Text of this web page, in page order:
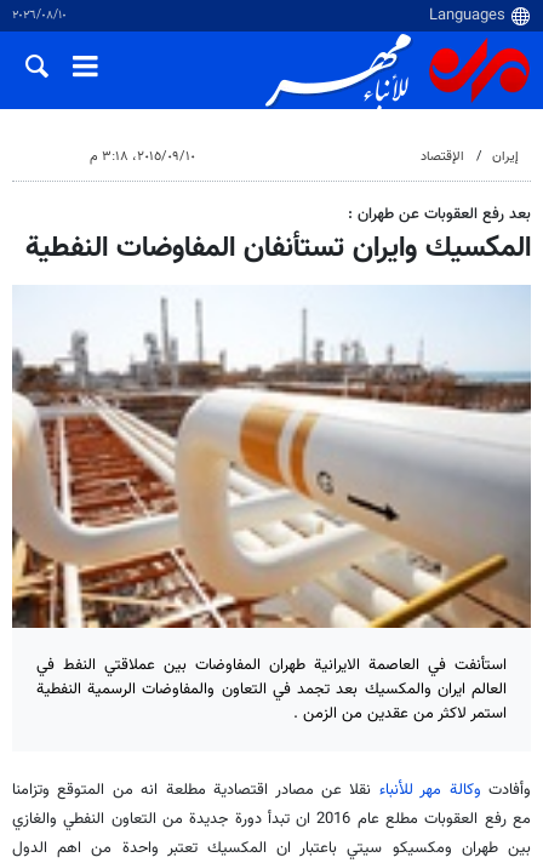
١٠‏/٠٨‏/٢٠٢٦
إيران الإقتصاد ١٠‏/٠٩‏/٢٠١٥، ٣:١٨ م
بعد رفع العقوبات عن طهران :
المكسيك وايران تستأنفان المفاوضات النفطية
استأنفت في العاصمة الايرانية طهران المفاوضات بين عملاقتي النفط في
العالم ايران والمكسيك بعد تجمد في التعاون والمفاوضات الرسمية النفطية
استمر لاكثر من عقدين من الزمن .
وأفادت وكالة مهر للأنباء نقلا عن مصادر اقتصادية مطلعة انه من المتوقع وتزامنا
مع رفع العقوبات مطلع عام 2016 ان تبدأ دورة جديدة من التعاون النفطي والغازي
بين طهران ومكسيكو سيتي باعتبار ان المكسيك تعتبر واحدة من اهم الدول